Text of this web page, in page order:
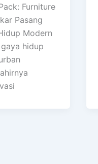
Furniture
Pasang
Modern
hidup